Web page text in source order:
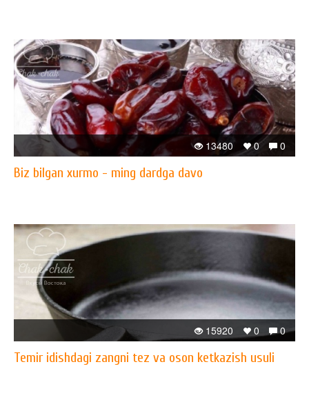
0
0
13480
Biz bilgan xurmo - ming dardga davo
0
0
15920
Temir idishdagi zangni tez va oson ketkazish usuli